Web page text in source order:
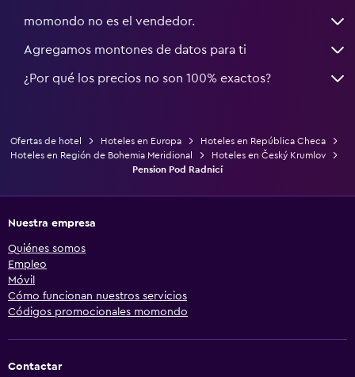
momondo no es el vendedor.
Agregamos montones de datos para ti
¿Por qué los precios no son 100% exactos?
Ofertas de hotel Hoteles en Europa
Hoteles en República Checa
Hoteles en Región de Bohemia Meridional
Hoteles en Český Krumlov
Pension Pod Radnicí
Nuestra empresa
Quiénes somos
Empleo
Móvil
Cómo funcionan nuestros servicios
Códigos promocionales momondo
Contactar